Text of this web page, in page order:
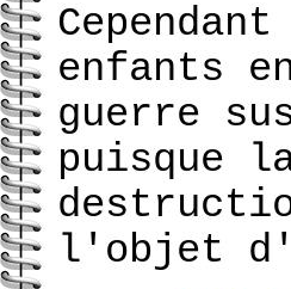
enfants
guerre
puisque
l'objet